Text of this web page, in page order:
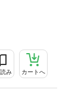
み カートへ